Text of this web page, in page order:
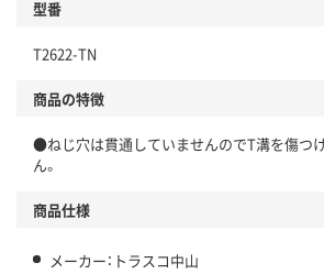
型番
T2622-TN
商品の特徴
●ねじ穴は貫通していませんのでT溝を傷つ
ん。
商品仕様
メーカー：トラスコ中山